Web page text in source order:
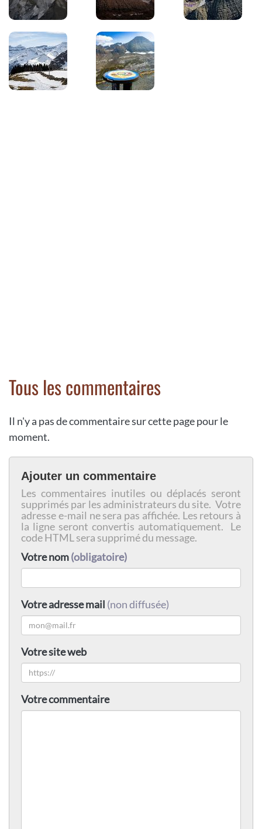
Tous les commentaires
Il n'y a pas de commentaire sur cette page pour le
moment.
Ajouter un commentaire
Les commentaires inutiles ou déplacés seront
supprimés par les administrateurs du site. Votre
adresse e-mail ne sera pas affichée. Les retours à
la ligne seront convertis automatiquement. Le
code HTML sera supprimé du message.
Votre nom(obligatoire)
Votre adresse mail (non diffusée)
Votre site web
Votre commentaire